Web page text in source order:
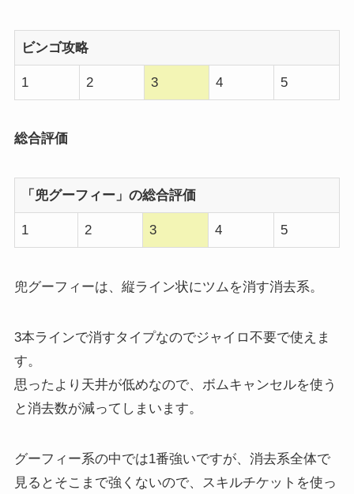
ビンゴ攻略
1 2 3 4 5
総合評価
「兜グーフィー」の総合評価
1 2 3 4 5
兜グーフィーは、縦ライン状にツムを消す消去系。
3本ラインで消すタイプなのでジャイロ不要で使えま
す。
思ったより天井が低めなので、ボムキャンセルを使う
と消去数が減ってしまいます。
グーフィー系の中では1番強いですが、消去系全体で
見るとそこまで強くないので、スキルチケットを使っ